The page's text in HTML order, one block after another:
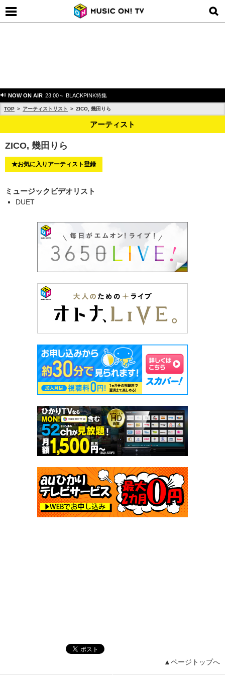
NOW ON AIR 23:00～ BLACKPINK特集
TOP アーティストリスト ZICO, 幾田りら
アーティスト
ZICO, 幾田りら
★お気に入りアーティスト登録
ミュージックビデオリスト
DUET
▲ページトップへ